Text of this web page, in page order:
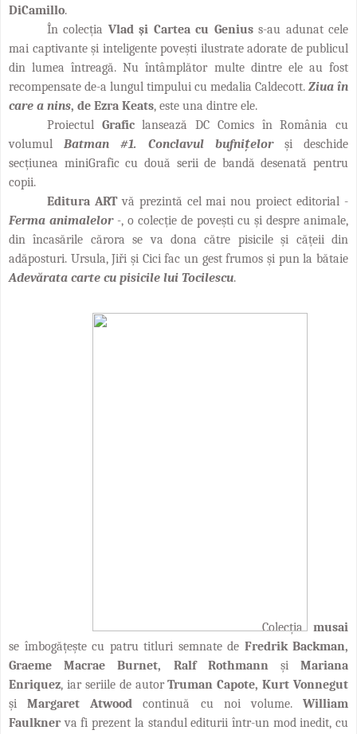
DiCamillo.
În colecția Vlad și Cartea cu Geniuss-au adunat cele
mai captivante și inteligente povești ilustrate adorate de publicul
din lumea întreagă. Nu întâmplător multe dintre ele au fost
recompensate de-a lungul timpului cu medalia Caldecott. Ziua în
care a nins, de Ezra Keats, este una dintre ele.
Proiectul Graficlansează DC Comics în România cu
volumulBatman #1. Conclavul bufnițelorși deschide
secțiunea miniGrafic cu două serii de bandă desenată pentru
copii.
Editura ARTvă prezintă cel mai nou proiect editorial -
Ferma animalelor -, o colecție de povești cu și despre animale,
din încasările cărora se va dona către pisicile și cățeii din
adăposturi. Ursula,Jiři și Cici fac un gest frumos și pun la bătaie
Adevărata carte cu pisicile lui Tocilescu.
Colecția musai
se îmbogățește cu patru titluri semnate de Fredrik Backman,
Graeme Macrae Burnet, Ralf Rothmann șiMariana
Enriquez, iar seriile de autorTruman Capote, Kurt Vonnegut
și Margaret Atwoodcontinuă cu noi volume.William
Faulknerva fi prezent la standul editurii într-un mod inedit, cu